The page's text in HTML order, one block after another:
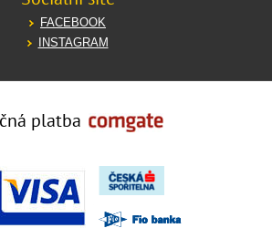
FACEBOOK
INSTAGRAM
platba